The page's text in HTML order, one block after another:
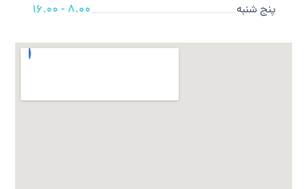
پنج شنبه
8.00 - 16.00